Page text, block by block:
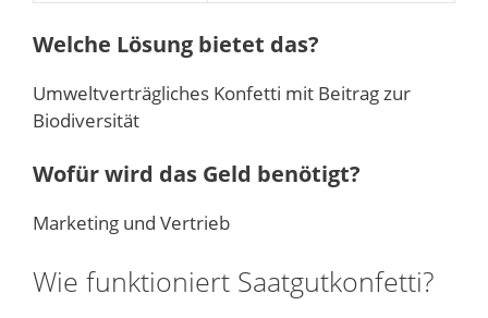
Welche Lösung bietet das?
Umweltverträgliches Konfetti mit Beitrag zur
Biodiversität
Wofür wird das Geld benötigt?
Marketing und Vertrieb
Wie funktioniert Saatgutkonfetti?